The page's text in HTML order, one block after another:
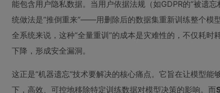
能包含用户隐私数据。当用户依据法规（如GDPR的“被遗
统做法是“推倒重来”——用删除后的数据集重新训练整个模
全系统来说，这种“全量重训”的成本是灾难性的，不仅耗
下降，形成安全漏洞。
这正是“机器遗忘”技术要解决的核心痛点。它旨在让模型能
下，高效、可控地移除特定训练数据对模型决策的影响。而